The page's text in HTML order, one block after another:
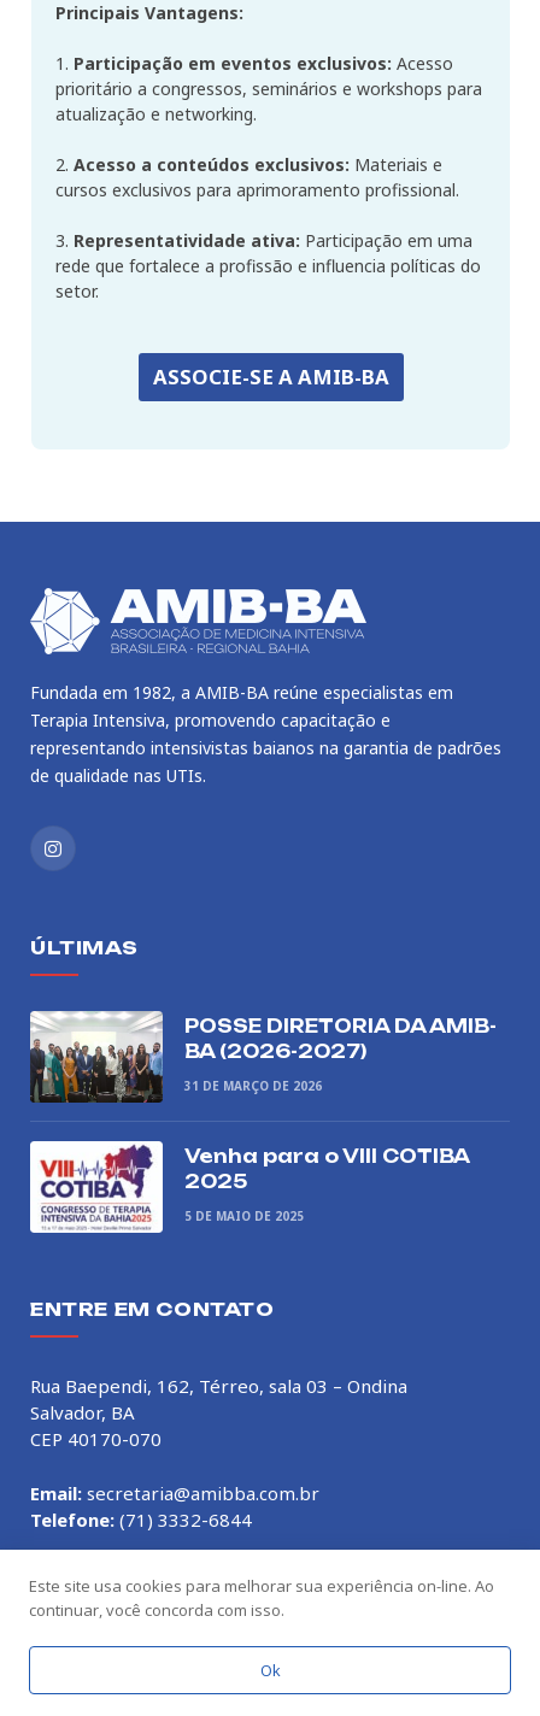
Principais Vantagens:
1. Participação em eventos exclusivos: Acesso
prioritário a congressos, seminários e workshops para
atualização e networking.
2. Acesso a conteúdos exclusivos: Materiais e
cursos exclusivos para aprimoramento profissional.
3. Representatividade ativa: Participação em uma
rede que fortalece a profissão e influencia políticas do
setor.
ASSOCIE-SE A AMIB-BA
Fundada em 1982, a AMIB-BA reúne especialistas em
Terapia Intensiva, promovendo capacitação e
representando intensivistas baianos na garantia de padrões
de qualidade nas UTIs.
Instagram
ÚLTIMAS
POSSE DIRETORIA DA AMIB-
BA (2026-2027)
31 DE MARÇO DE 2026
Venha para o VIII COTIBA
2025
5 DE MAIO DE 2025
ENTRE EM CONTATO
Rua Baependi, 162, Térreo, sala 03 – Ondina
Salvador, BA
CEP 40170-070
Email: secretaria@amibba.com.br
Telefone: (71) 3332-6844
Este site usa cookies para melhorar sua experiência on-line. Ao
continuar, você concorda com isso.
Ok